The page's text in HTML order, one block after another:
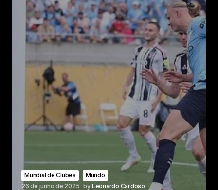
Mundial de Clubes
Mundo
26 de junho de 2025 by Leonardo Cardoso